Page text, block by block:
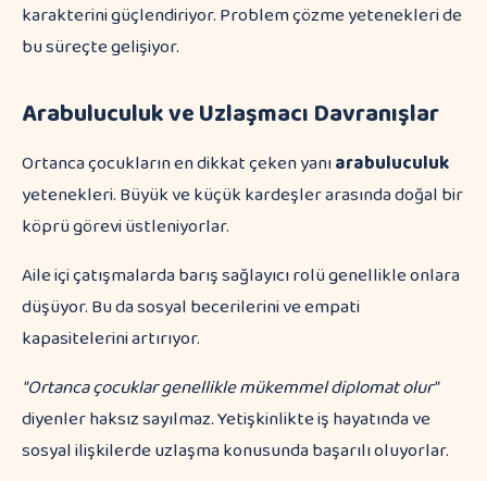
karakterini güçlendiriyor. Problem çözme yetenekleri de
bu süreçte gelişiyor.
Arabuluculuk ve Uzlaşmacı Davranışlar
Ortanca çocukların en dikkat çeken yanıarabuluculuk
yetenekleri. Büyük ve küçük kardeşler arasında doğal bir
köprü görevi üstleniyorlar.
Aile içi çatışmalarda barış sağlayıcı rolü genellikle onlara
düşüyor. Bu da sosyal becerilerini ve empati
kapasitelerini artırıyor.
"Ortanca çocuklar genellikle mükemmel diplomat olur"
diyenler haksız sayılmaz. Yetişkinlikte iş hayatında ve
sosyal ilişkilerde uzlaşma konusunda başarılı oluyorlar.